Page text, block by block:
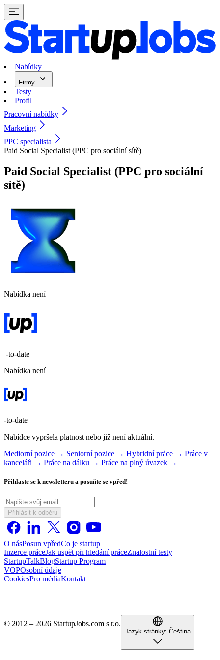
Nabídky
Firmy
Testy
Profil
Pracovní nabídky
Marketing
PPC specialista
Paid Social Specialist (PPC pro sociální sítě)
Paid Social Specialist (PPC pro sociální
sítě)
Nabídka není
-to-date
Nabídka není
-to-date
Nabídce vypršela platnost nebo již není aktuální.
Mediorní pozice → Seniorní pozice → Hybridní práce → Práce v
kanceláři → Práce na dálku → Práce na plný úvazek →
Přihlaste se k newsletteru a posuňte se vpřed!
Přihlásit k odběru
O násPosun vpředCo je startup
Inzerce práceJak uspět při hledání práceZnalostní testy
StartupTalkBlogStartup Program
VOPOsobní údaje
CookiesPro médiaKontakt
© 2012 – 2026 StartupJobs.com s.r.o.
Jazyk stránky: Čeština